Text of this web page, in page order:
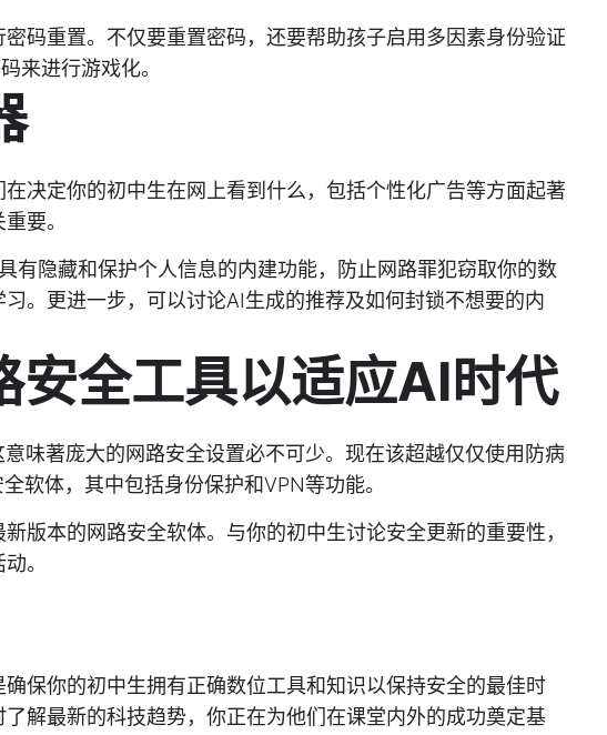
码重置。不仅要重置密码，还要帮助孩子启用多因素身份验证
来进行游戏化。
决定你的初中生在网上看到什么，包括个性化广告等方面起著
要。
有隐藏和保护个人信息的内建功能，防止网路罪犯窃取你的数
。更进一步，可以讨论AI生成的推荐及如何封锁不想要的内
安全工具以适应AI时代
味著庞大的网路安全设置必不可少。现在该超越仅仅使用防病
软体，其中包括身份保护和VPN等功能。
版本的网路安全软体。与你的初中生讨论安全更新的重要性，
。
保你的初中生拥有正确数位工具和知识以保持安全的最佳时
解最新的科技趋势，你正在为他们在课堂内外的成功奠定基